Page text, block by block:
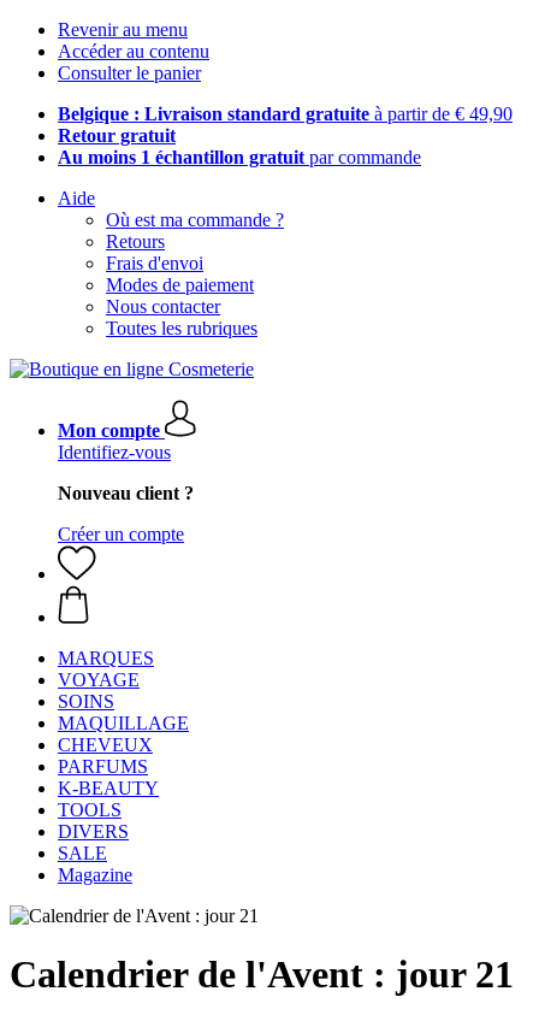
Revenir au menu
Accéder au contenu
Consulter le panier
Belgique : Livraison standard gratuite à partir de € 49,90
Retour gratuit
Au moins 1 échantillon gratuit par commande
Aide
Où est ma commande ?
Retours
Frais d'envoi
Modes de paiement
Nous contacter
Toutes les rubriques
Mon compte
Identifiez-vous
Nouveau client ?
Créer un compte
MARQUES
VOYAGE
SOINS
MAQUILLAGE
CHEVEUX
PARFUMS
K-BEAUTY
TOOLS
DIVERS
SALE
Magazine
Calendrier de l'Avent : jour 21